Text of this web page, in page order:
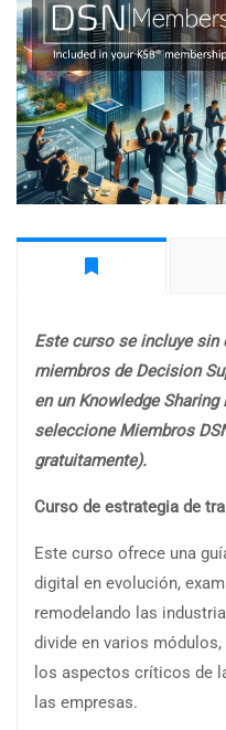
Este curso se incluye
miembros de Decision
en un Knowledge
seleccione Miembros
gratuitamente).
Curso de estrategia de
Este curso ofrece una
digital en evolución,
remodelando las
divide en varios
los aspectos críticos de
las empresas.